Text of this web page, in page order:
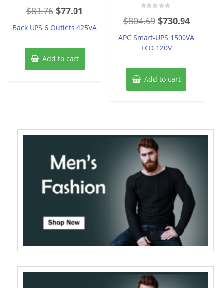
0
5
$83.76 Original
price
$83.76.
$77.01
price
$77.01.
Back UPS 6 Outlets 425VA
Add to cart
0
5
$804.69 Original
price
was:
$730.94Current
price
APC Smart-UPS 1500VA
LCD 120V
Add to cart